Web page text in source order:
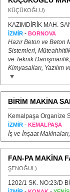
KÜÇÜKOĞLU)
KAZIMDİRİK MAH.
İZMİR - BORNOVA
Hazır Beton ve Beton
Sistemleri,
ve Teknik
Kimyasalları, Yazılım
BİRİM MAKİNA
Kemalpaşa Organize
İZMİR - KEMALPAŞA
İş ve İnşaat Makinaları,
FAN-PA MAKİNA
ŞENOĞUL)
1202/1 SK. NO:23/D